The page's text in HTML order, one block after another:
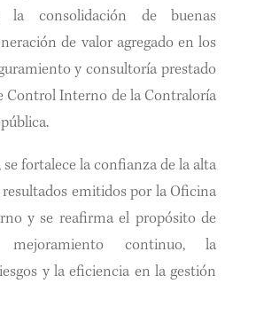
la consolidación de buenas
de valor agregado en los
y consultoría prestado
Control Interno de la Contraloría
se fortalece la confianza de la alta
emitidos por la Oficina
y se reafirma el propósito de
continuo, la
y la eficiencia en la gestión